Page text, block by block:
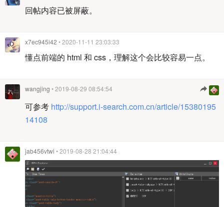
回帖内容已被屏蔽。
x7ec945i42 • 2020-11-11 23:03:33
懂点前端的 html 和 css，理解这个会比较容易一点。
wangjing • 2019-08-29 08:54:54
可参考 http://support.i-search.com.cn/article/15380195
14108
jab456vtwi • 2019-08-28 21:04:44